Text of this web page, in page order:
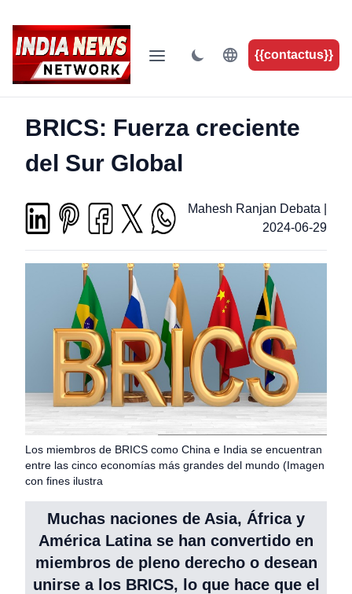
{{contactus}}
BRICS: Fuerza creciente
del Sur Global
Mahesh Ranjan Debata
2024-06-29
Los miembros de BRICS como China e India se encuentran
entre las cinco economías más grandes del mundo (Imagen
con fines ilustra
Muchas naciones de Asia, África y
América Latina se han convertido en
miembros de pleno derecho o desean
unirse a los BRICS, lo que hace que el